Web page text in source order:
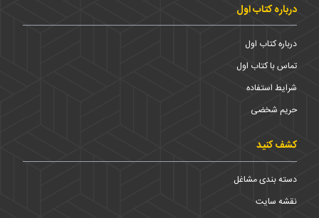
درباره کتاب اول
درباره کتاب اول
تماس با کتاب اول
شرایط استفاده
حریم شخضی
کشف کنید
دسته بندی مشاغل
نقشه سایت